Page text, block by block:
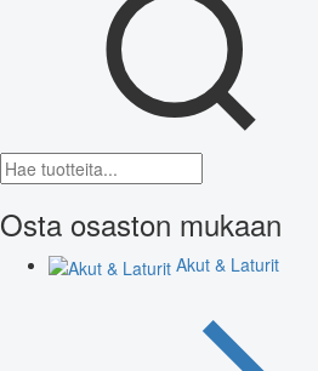
Osta osaston mukaan
Akut & Laturit